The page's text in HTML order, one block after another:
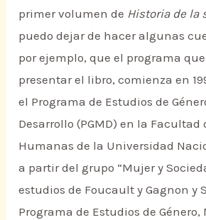
primer volumen de Historia de la
puedo dejar de hacer algunas
por ejemplo, que el programa
presentar el libro, comienza en
el Programa de Estudios de
Desarrollo (PGMD) en la Facultad
Humanas de la Universidad
a partir del grupo “Mujer y
estudios de Foucault y Gagnon y
Programa de Estudios de Género,